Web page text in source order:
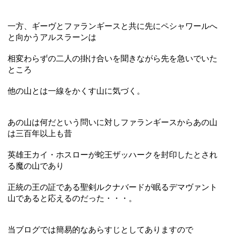
一方、ギーヴとファランギースと共に先にペシャワールへ
と向かうアルスラーンは
相変わらずの二人の掛け合いを聞きながら先を急いでいた
ところ
他の山とは一線をかくす山に気づく。
あの山は何だという問いに対しファランギースからあの山
は三百年以上も昔
英雄王カイ・ホスローが蛇王ザッハークを封印したとされ
る魔の山であり
正統の王の証である聖剣ルクナバードが眠るデマヴァント
山であると応えるのだった・・・。
当ブログでは簡易的なあらすじとしてありますので